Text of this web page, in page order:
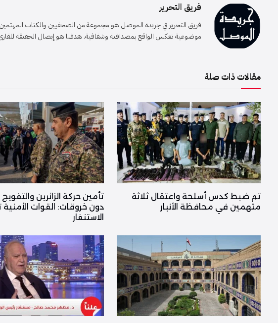
فريق التحرير
فريق التحرير في جريدة الموصل هو مجموعة من الصحفيين والكتاب المهتمين
موضوعية تعكس الواقع بمصداقية وشفافية. هدفنا هو إيصال الحقيقة للقارئ
مقالات ذات صلة
تم ضبط كدس أسلحة واعتقال ثلاثة
متهمين في محافظة الأنبار
تأمين حركة الزائرين
دون خروقات: القوات
الاستنفار